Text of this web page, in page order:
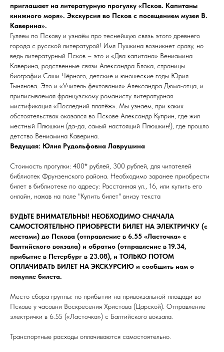
приглашает на литературную прогулку «Псков. Капитаны
книжного моря». Экскурсия во Псков с посещением музея В.
Каверина».
Гуляем по Пскову и узнаём про теснейшую связь этого древнего
города с русской литературой! Имя Пушкина возникнет сразу, но
ведь литературный Псков – это и «Два капитана» Вениамина
Каверина, родственные связи Александра Блока, страницы
биографии Саши Чёрного, детские и юношеские годы Юрия
Тынянова. Это и «Учитель фехтования» Александра Дюма-отца, и
приписываемая французскому романисту литературная
мистификация «Последний платёж». Мы узнаем, при каких
обстоятельствах оказался во Пскове Александр Куприн, где жил
местный Плюшкин (да-да, самый настоящий Плюшкин!), где прошло
детство Вениамина Каверина.
Ведущая: Юлия Рудольфовна Лаврушина
Стоимость прогулки: 400* рублей, 300 рублей, для читателей
библиотек Фрунзенского района. Необходимо заранее приобрести
билет в библиотеке по адресу: Расстанная ул., 16, или купить его
онлайн, нажав на поле "Купить билет" внизу текста
БУДЬТЕ ВНИМАТЕЛЬНЫ! НЕОБХОДИМО СНАЧАЛА
САМОСТОЯТЕЛЬНО ПРИОБРЕСТИ БИЛЕТ НА ЭЛЕКТРИЧКУ (с
местами) до Пскова (отправление в 6.55 «Ласточка» с
Балтийского вокзала) и обратно (отправление в 19.34,
прибытие в Петербург в 23.08), и ТОЛЬКО ПОТОМ
ОПЛАЧИВАТЬ БИЛЕТ НА ЭКСКУРСИЮ и сообщить нам о
покупке билета.
Место сбора группы: по прибытии на привокзальной площади во
Пскове у часовни Воскресения Христова (Царской). Отправление
электрички в 6.55 («Ласточка») с Балтийского вокзала.
Транспортные расходы оплачиваются самостоятельно.